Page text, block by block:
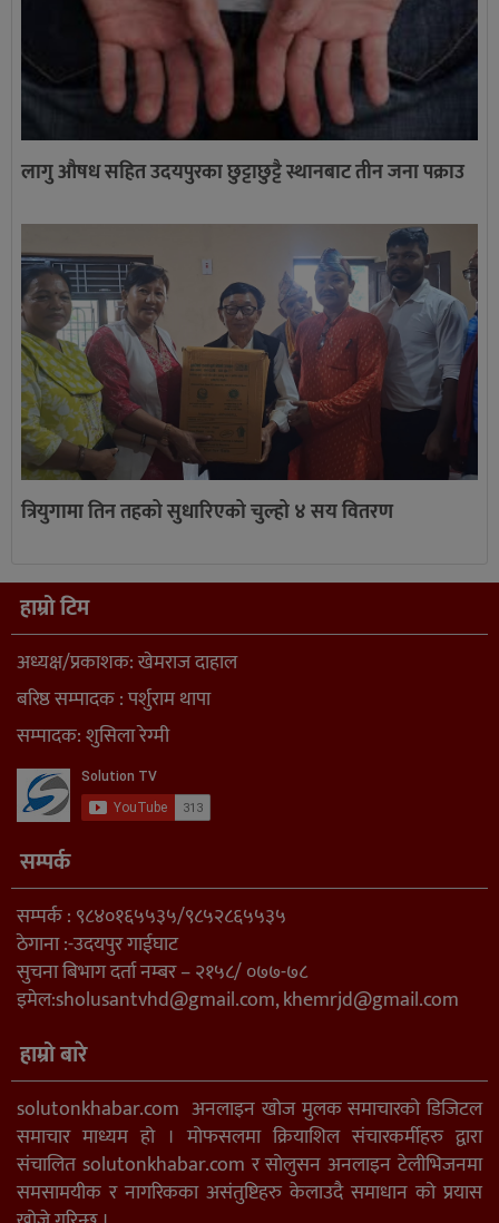
लागु औषध सहित उदयपुरका छुट्टाछुट्टै स्थानबाट तीन जना पक्राउ
त्रियुगामा तिन तहको सुधारिएको चुल्हो ४ सय वितरण
हाम्रो टिम
अध्यक्ष/प्रकाशक: खेमराज दाहाल
बरिष्ठ सम्पादक : पर्शुराम थापा
सम्पादक: शुसिला रेग्मी
सम्पर्क
सम्पर्क : ९८४०१६५५३५/९८५२८६५५३५
ठेगाना :-उदयपुर गाईघाट
सुचना बिभाग दर्ता नम्बर – २१५८/ ०७७-७८
इमेल:sholusantvhd@gmail.com,khemrjd@gmail.com
हाम्रो बारे
solutonkhabar.com अनलाइन खोज मुलक समाचारको डिजिटल
समाचार माध्यम हो । मोफसलमा क्रियाशिल संचारकर्मीहरु द्वारा
संचालित solutonkhabar.com र सोलुसन अनलाइन टेलीभिजनमा
समसामयीक र नागरिकका असंतुष्टिहरु केलाउदै समाधान को प्रयास